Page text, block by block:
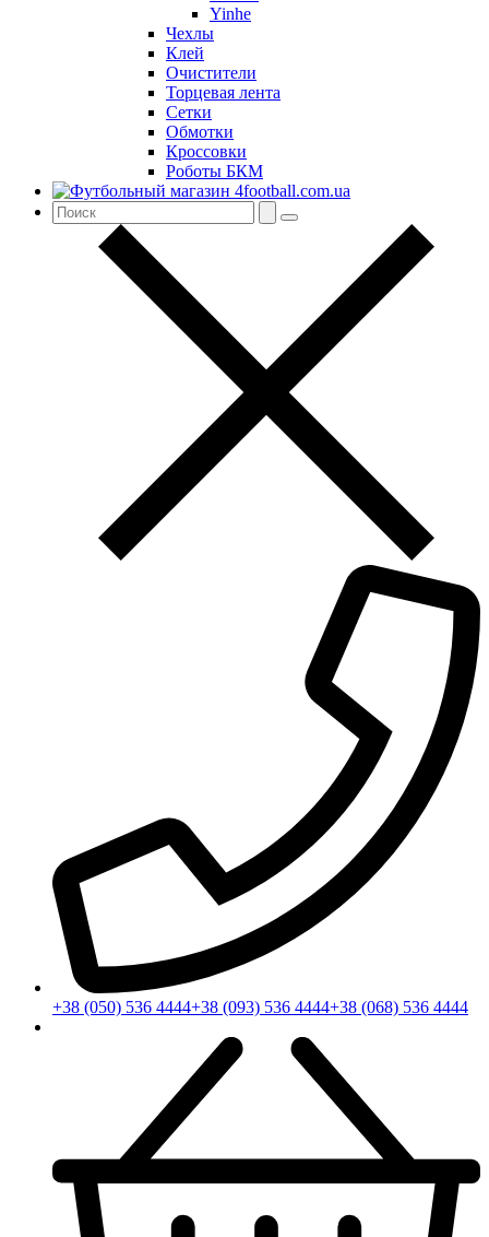
Yinhe
Чехлы
Клей
Очистители
Торцевая лента
Сетки
Обмотки
Кроссовки
Роботы БКМ
+38 (050) 536 4444+38 (093) 536 4444+38 (068) 536 4444